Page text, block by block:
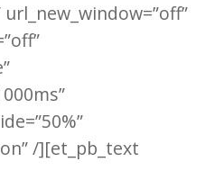
/][et_pb_text